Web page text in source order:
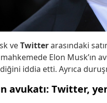
veTwitterarasındaki
Elon Musk’ın
iddia etti. Ayrıca
avukatı: Twitter,